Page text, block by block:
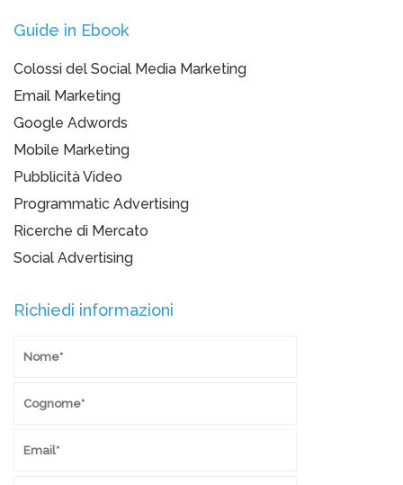
Guide in Ebook
Colossi del Social Media Marketing
Email Marketing
Google Adwords
Mobile Marketing
Pubblicità Video
Programmatic Advertising
Ricerche di Mercato
Social Advertising
Richiedi informazioni